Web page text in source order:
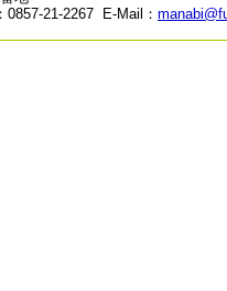
21-2267 E-Mail：